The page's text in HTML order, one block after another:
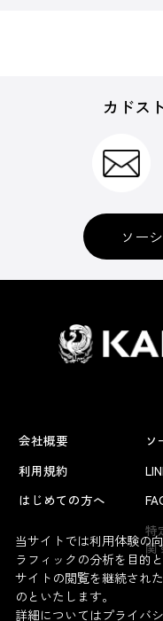
カドス
ソー
会社概要
利用規約
はじめての方へ
ソ
特
関
当サイトでは利用体験の
ラフィックの分析を目的
サイトの閲覧を継続され
のといたします。
詳細についてはプライバ